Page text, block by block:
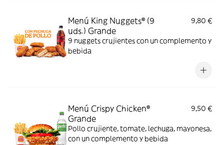
Menú King Nuggets® (9
uds.) Grande
9,80 €
9 nuggets crujientes con un complemento y
bebida
Menú Crispy Chicken®
Grande
9,50 €
Pollo crujiente, tomate, lechuga, mayonesa,
con un complemento y bebida